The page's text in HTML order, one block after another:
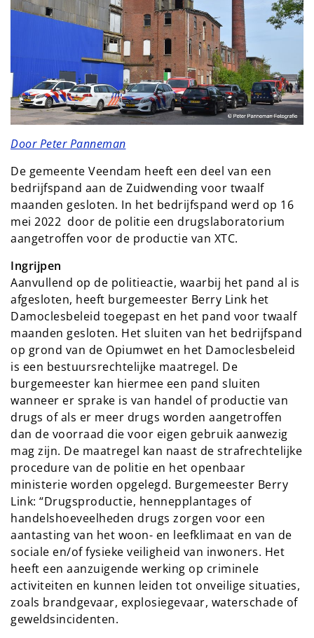
Door Peter Panneman
De gemeente Veendam heeft een deel van een
bedrijfspand aan de Zuidwending voor twaalf
maanden gesloten. In het bedrijfspand werd op 16
mei 2022 door de politie een drugslaboratorium
aangetroffen voor de productie van XTC.
Ingrijpen
Aanvullend op de politieactie, waarbij het pand al is
afgesloten, heeft burgemeester Berry Link het
Damoclesbeleid toegepast en het pand voor twaalf
maanden gesloten. Het sluiten van het bedrijfspand
op grond van de Opiumwet en het Damoclesbeleid
is een bestuursrechtelijke maatregel. De
burgemeester kan hiermee een pand sluiten
wanneer er sprake is van handel of productie van
drugs of als er meer drugs worden aangetroffen
dan de voorraad die voor eigen gebruik aanwezig
mag zijn. De maatregel kan naast de strafrechtelijke
procedure van de politie en het openbaar
ministerie worden opgelegd. Burgemeester Berry
Link: “Drugsproductie, hennepplantages of
handelshoeveelheden drugs zorgen voor een
aantasting van het woon- en leefklimaat en van de
sociale en/of fysieke veiligheid van inwoners. Het
heeft een aanzuigende werking op criminele
activiteiten en kunnen leiden tot onveilige situaties,
zoals brandgevaar, explosiegevaar, waterschade of
geweldsincidenten.